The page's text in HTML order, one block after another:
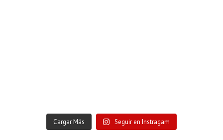
Cargar Más Seguir en Instragam